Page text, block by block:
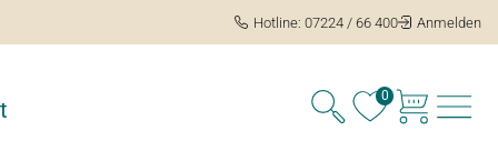
Hotline: 07224 / 66 400 Anmelden
0